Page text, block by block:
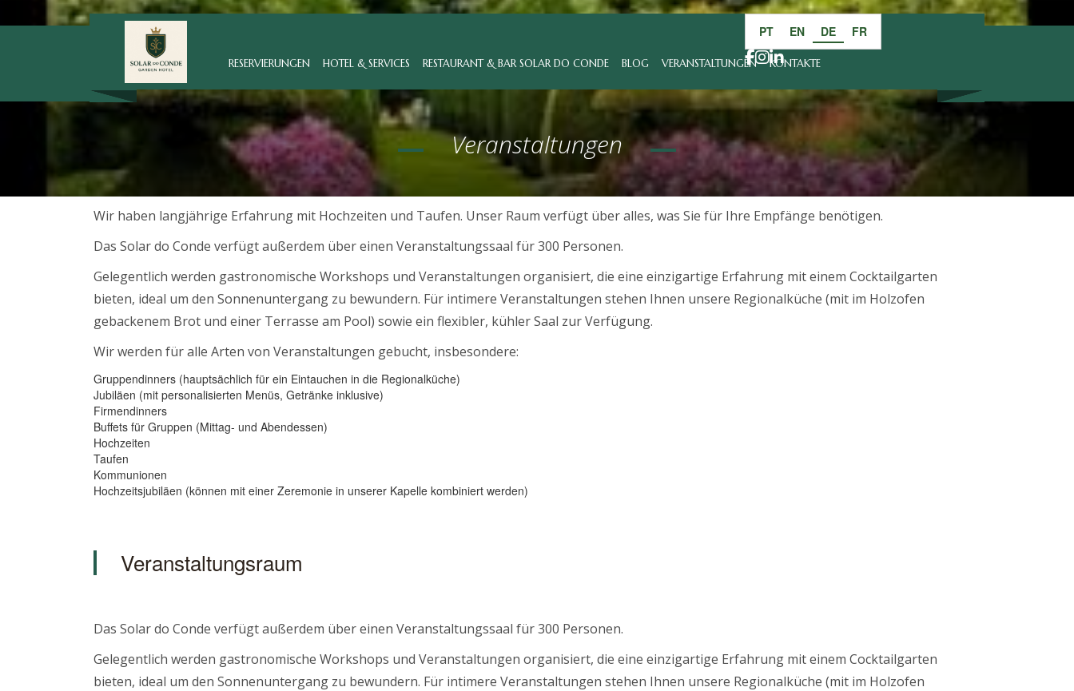
RESERVIERUNGEN HOTEL & SERVICES RESTAURANT & BAR SOLAR DO CONDE BLOG VERANSTALTUNGEN KONTAKTE
PT EN DE FR
Veranstaltungen
Wir haben langjährige Erfahrung mit Hochzeiten und Taufen. Unser Raum verfügt über alles, was Sie für Ihre Empfänge benötigen.
Das Solar do Conde verfügt außerdem über einen Veranstaltungssaal für 300 Personen.
Gelegentlich werden gastronomische Workshops und Veranstaltungen organisiert, die eine einzigartige Erfahrung mit einem Cocktailgarten
bieten, ideal um den Sonnenuntergang zu bewundern. Für intimere Veranstaltungen stehen Ihnen unsere Regionalküche (mit im Holzofen
gebackenem Brot und einer Terrasse am Pool) sowie ein flexibler, kühler Saal zur Verfügung.
Wir werden für alle Arten von Veranstaltungen gebucht, insbesondere:
Gruppendinners (hauptsächlich für ein Eintauchen in die Regionalküche)
Jubiläen (mit personalisierten Menüs, Getränke inklusive)
Firmendinners
Buffets für Gruppen (Mittag- und Abendessen)
Hochzeiten
Taufen
Kommunionen
Hochzeitsjubiläen (können mit einer Zeremonie in unserer Kapelle kombiniert werden)
Veranstaltungsraum
Das Solar do Conde verfügt außerdem über einen Veranstaltungssaal für 300 Personen.
Gelegentlich werden gastronomische Workshops und Veranstaltungen organisiert, die eine einzigartige Erfahrung mit einem Cocktailgarten
bieten, ideal um den Sonnenuntergang zu bewundern. Für intimere Veranstaltungen stehen Ihnen unsere Regionalküche (mit im Holzofen